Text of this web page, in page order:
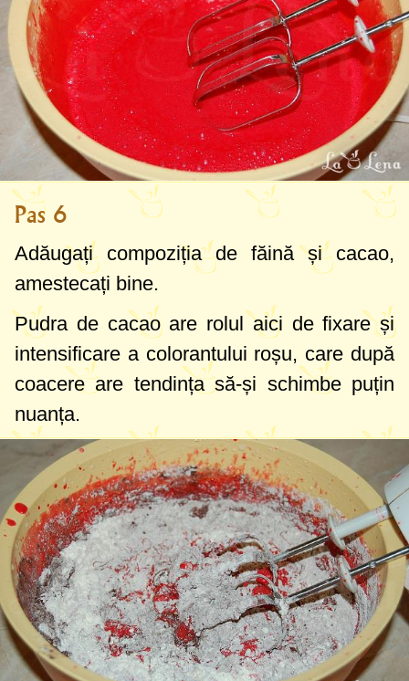
Pas 6
Adăugați compoziția de făină și cacao,
amestecați bine.
Pudra de cacao are rolul aici de fixare și
intensificare a colorantului roșu, care după
coacere are tendința să-și schimbe puțin
nuanța.